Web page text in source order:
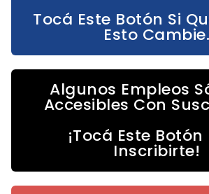
Tocá Este Botón Si
Esto Cambie.
Algunos Empleos
Accesibles Con
¡Tocá Este Botón
Inscribirte!